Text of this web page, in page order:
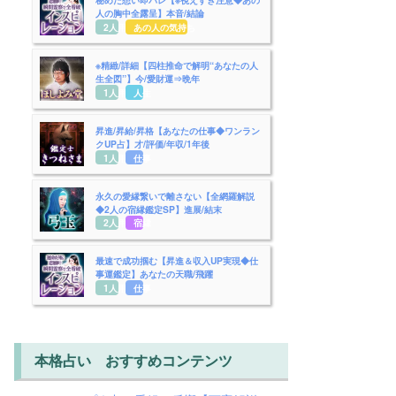
人の胸中全露呈】本音/結論
2人用 あの人の気持ち
※精緻/詳細【四柱推命で解明“あなたの人
生全図”】今/愛財運⇒晩年
1人用
人生
昇進/昇給/昇格【あなたの仕事◆ワンラン
クUP占】才/評価/年収/1年後
1人用 仕事
永久の愛縁繋いで離さない【全網羅解説
◆2人の宿縁鑑定SP】進展/結末
2人用 宿縁
最速で成功掴む【昇進＆収入UP実現◆仕
事運鑑定】あなたの天職/飛躍
1人用
仕事
本格占い おすすめコンテンツ